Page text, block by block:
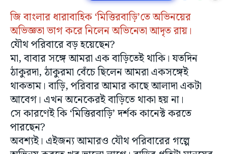
জি বাংলার ধারাবাহিক ‘মিত্তিরবাড়ি’তে অভিনয়ের
অভিজ্ঞতা ভাগ করে নিলেন অভিনেতা আদৃত রায়।
যৌথ পরিবারে বড় হয়েছেন?
মা, বাবার সঙ্গে আমরা এক বাড়িতেই থাকি। যতদিন
ঠাকুরদা, ঠাকুরমা বেঁচে ছিলেন আমরা একসঙ্গেই
থাকতাম। বাড়ি, পরিবার আমার কাছে আলাদা একটা
আবেগ। এখন অনেকেরই বাড়িতে থাকা হয় না।
সে কারণেই কি ‘মিত্তিরবাড়ি’ দর্শক কানেক্ট করতে
পারছেন?
অবশ্যই। এইজন্য আমারও যৌথ পরিবারের গল্পে